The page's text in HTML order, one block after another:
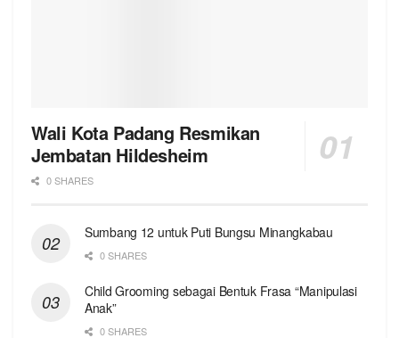
Wali Kota Padang Resmikan
Jembatan Hildesheim
0 SHARES
Sumbang 12 untuk Puti Bungsu Minangkabau
0 SHARES
Child Grooming sebagai Bentuk Frasa “Manipulasi
Anak”
0 SHARES